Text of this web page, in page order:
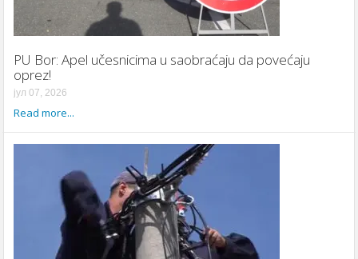
PU Bor: Apel učesnicima u saobraćaju da povećaju
oprez!
јул 07, 2026
Read more...